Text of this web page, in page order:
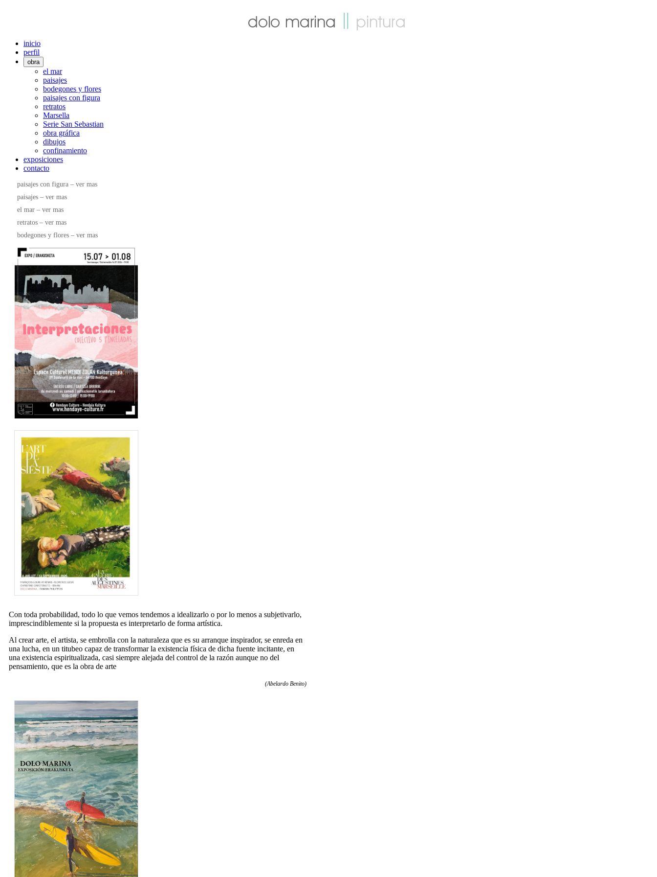
inicio
perfil
obra
el mar
paisajes
bodegones y flores
paisajes con figura
retratos
Marsella
Serie San Sebastian
obra gráfica
dibujos
confinamiento
exposiciones
contacto
paisajes con figura – ver mas
paisajes – ver mas
el mar – ver mas
retratos – ver mas
bodegones y flores – ver mas
Con toda probabilidad, todo lo que vemos tendemos a idealizarlo o por lo menos a subjetivarlo,
imprescindiblemente si la propuesta es interpretarlo de forma artística.
Al crear arte, el artista, se embrolla con la naturaleza que es su arranque inspirador, se enreda en
una lucha, en un titubeo capaz de transformar la existencia física de dicha fuente incitante, en
una existencia espiritualizada, casi siempre alejada del control de la razón aunque no del
pensamiento, que es la obra de arte
(Abelardo Benito)